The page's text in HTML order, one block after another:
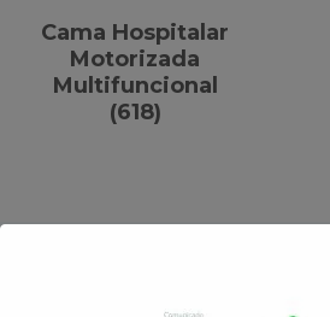
Cama Hospitalar
Motorizada
Multifuncional
(618)